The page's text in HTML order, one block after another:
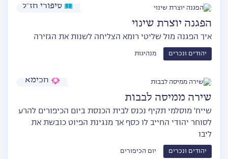
סיפורי חז״ל
הפגנה יוצרת שינוי
איך הפגנה מול שליטי רומא הצליחה לשנות את הגזירה
יהודים ונכרים מנהיגות
חכימא
שירה ממיסה לבבות
שייח' מוסלמי תקיף נכנס לבית הכנסת ביום הכיפורים להרע
לסוחר יהודי החייב לו כסף אך מנגינת הפיוט כובשת את
ליבו
יהודים ונכרים יום הכיפורים